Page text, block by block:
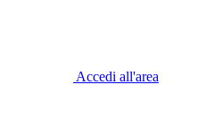
Accedi all'area